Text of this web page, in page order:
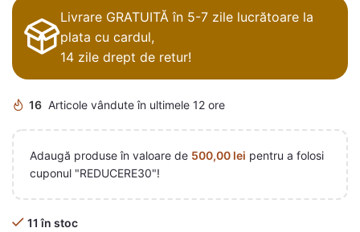
Livrare GRATUITĂ în 5-7 zile lucrătoare la
plata cu cardul,
14 zile drept de retur!
16 Articole vândute în ultimele 12 ore
Adaugă produse în valoare de 500,00 lei pentru a folosi
cuponul "REDUCERE30"!
11 în stoc